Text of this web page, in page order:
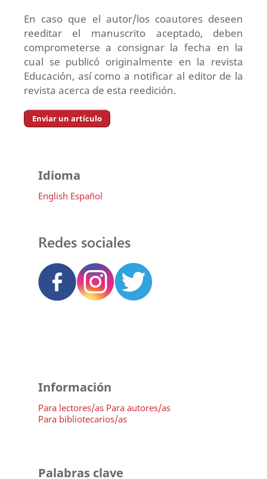
En caso que el autor/los coautores deseen
reeditar el manuscrito aceptado, deben
comprometerse a consignar la fecha en la
cual se publicó originalmente en la revista
Educación, así como a notificar al editor de la
revista acerca de esta reedición.
Enviar un artículo
Idioma
English Español
Información
Para lectores/as Para autores/as
Para bibliotecarios/as
Palabras clave